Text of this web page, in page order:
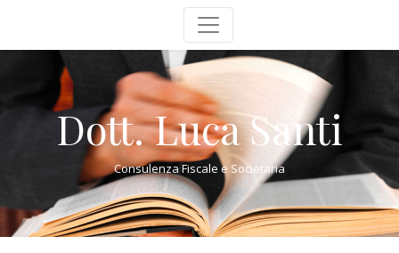
Dott. Luca Santi
Consulenza Fiscale e Societaria